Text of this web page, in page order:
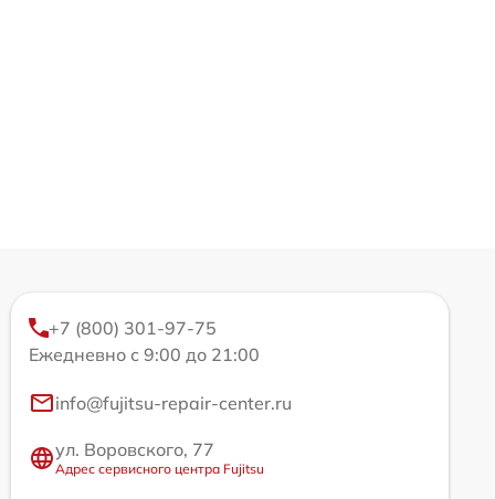
+7 (800) 301-97-75
Ежедневно с 9:00 до 21:00
info@fujitsu-repair-center.ru
ул. Воровского, 77
Адрес сервисного центра Fujitsu